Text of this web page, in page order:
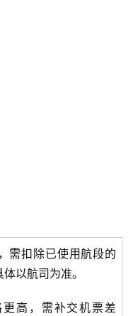
需扣除已使用航段的
以航司为准。
高，需补交机票差